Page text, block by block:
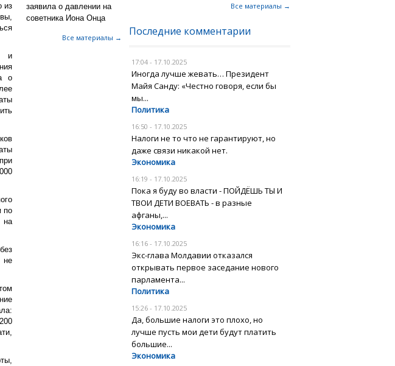
из
и
о
по
на
не
заявила о давлении на
советника Иона Онца
Все материалы →
Все материалы →
Последние комментарии
17:04 - 17.10.2025
Иногда лучше жевать… Президент
Майя Санду: «Честно говоря, если бы
мы...
Политика
16:50 - 17.10.2025
Налоги не то что не гарантируют, но
даже связи никакой нет.
Экономика
16:19 - 17.10.2025
Пока я буду во власти - ПОЙДЁШЬ ТЫ И
ТВОИ ДЕТИ ВОЕВАТЬ - в разные
афганы,...
Экономика
16:16 - 17.10.2025
Экс-глава Молдавии отказался
открывать первое заседание нового
парламента...
Политика
15:26 - 17.10.2025
Да, большие налоги это плохо, но
лучше пусть мои дети будут платить
большие...
Экономика